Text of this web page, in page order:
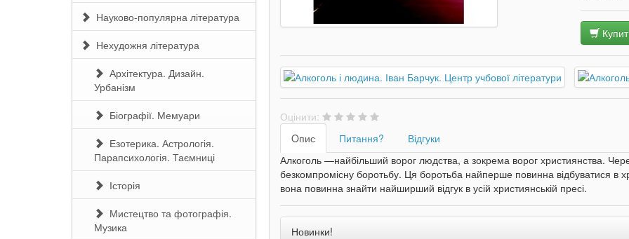
Науково-популярна література
Нехудожня література
Архітектура. Дизайн.
Урбанізм
Біографії. Мемуари
Езотерика. Астрологія.
Парапсихологія. Таємниці
Історія
Мистецтво та фотографія.
Музика
Оцінити:
Oпис
Питання?
Відгуки
Алкоголь —найбільший ворог людства, а зокрема ворог християнства.
безкомпромісну боротьбу. Ця боротьба найперше повинна відбуватися в
вона повинна знайти найширший відгук в усій християнській пресі.
Новинки!